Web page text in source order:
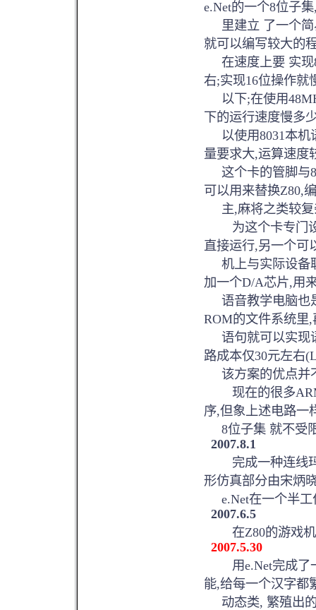
e.Net的一个8位子集
里建立 了一个简
就可以编写较大的
在速度上要 实现
右;实现16位操作就
以下;在使用
下的运行速度慢多
以使用8031本机
量要求大,运算速度
这个卡的管脚与
可以用来替换Z80,
主,麻将之类较复
为这个卡专门设
直接运行,另一个可
机上与实际设备
加一个D/A芯片,用
语音教学电脑也
ROM的文件系统里
语句就可以实现
路成本仅30元左右
该方案的优点并
现在的很多
序,但象上述电路一
8位子集 就不受
2007.8.1
完成一种连线玛
形仿真部分由宋炳
e.Net在一个半工
2007.6.5
在Z80的游戏机
2007.5.30
用e.Net完成了一
能,给每一个汉字都
动态类, 繁殖出的